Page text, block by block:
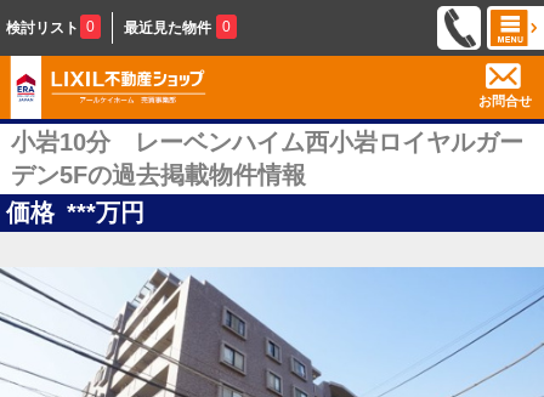
検討リスト 0 最近見た物件 0
お問合せ
小岩10分 レーベンハイム西小岩ロイヤルガー
デン5Fの過去掲載物件情報
価格 ***万円